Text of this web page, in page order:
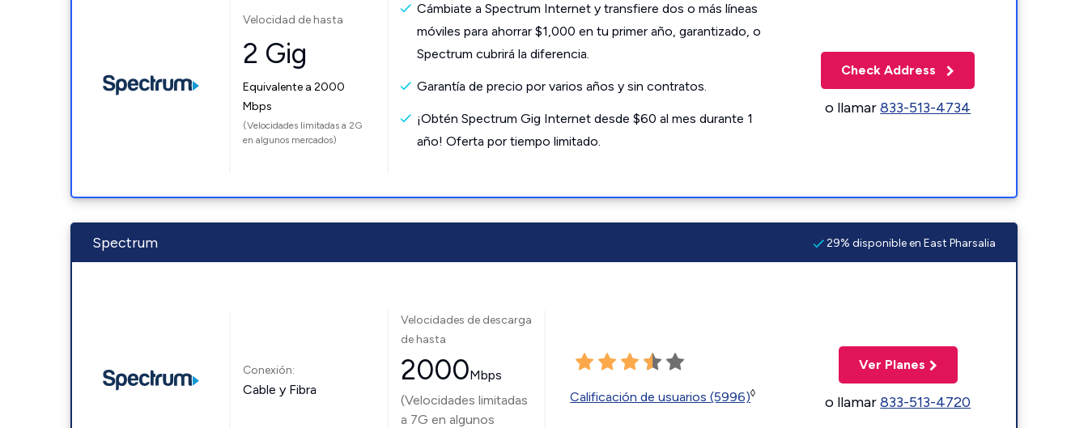
Velocidad de hasta
2 Gig
Equivalente a 2000
Mbps
(Velocidades limitadas a 2G
en algunos mercados)
Cámbiate a Spectrum Internet y transfiere dos o más líneas
móviles para ahorrar $1,000 en tu primer año, garantizado, o
Spectrum cubrirá la diferencia.
Garantía de precio por varios años y sin contratos.
¡Obtén Spectrum Gig Internet desde $60 al mes durante 1
año! Oferta por tiempo limitado.
Check Address
o llamar833-513-4734
Spectrum 29% disponible en East Pharsalia
Conexión:
Cable y Fibra
Velocidades de descarga
de hasta
2000Mbps
(Velocidades limitadas
a 7G en algunos
Calificación de usuarios (5996)◊
Ver Planes
o llamar833-513-4720